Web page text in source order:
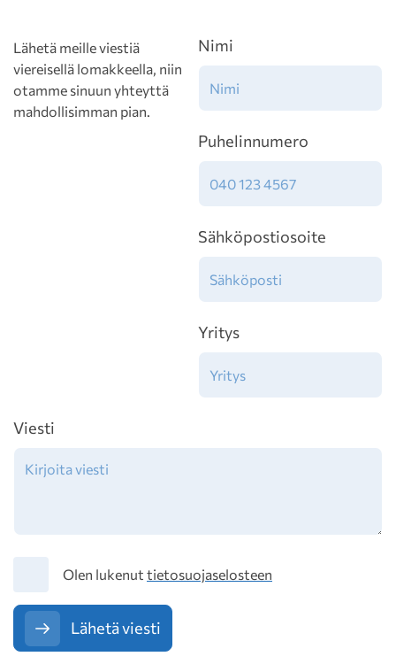
Lähetä meille viestiä
viereisellä lomakkeella, niin
otamme sinuun yhteyttä
mahdollisimman pian.
Nimi
Puhelinnumero
Sähköpostiosoite
Yritys
Viesti
TietosuojaOlen lukenut tietosuojaselosteen
Lähetä viesti